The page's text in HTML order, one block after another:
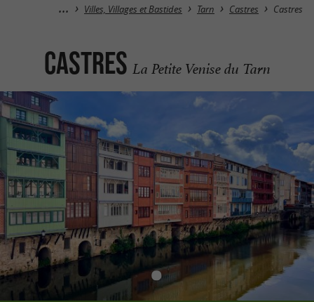
Villes, Villages et Bastides Tarn Castres Castres
Castres La Petite Venise du Tarn